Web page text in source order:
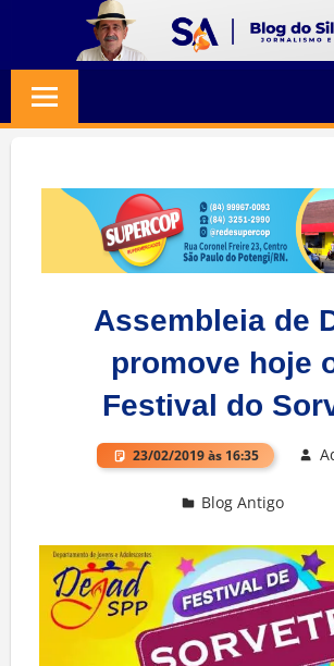
content
Jornalismo
Credibilidade
Assembleia de
promove hoje
Festival do
23/02/2019 às 16:35
Blog Antigo